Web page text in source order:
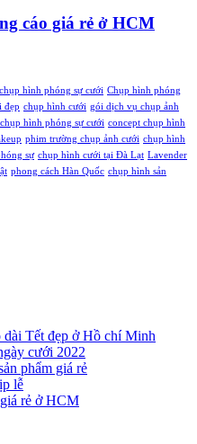
cáo giá rẻ ở HCM
hình phóng sự cưới Chụp hình phóng
đẹp chụp hình cưới gói dịch vụ chụp ảnh
hình phóng sự cưới concept chụp hình
phim trường chụp ảnh cưới chụp hình
sự chụp hình cưới tại Đà Lạt Lavender
phong cách Hàn Quốc chụp hình sản
dài Tết đẹp ở Hồ chí Minh
cưới 2022
phẩm giá rẻ
lễ
rẻ ở HCM